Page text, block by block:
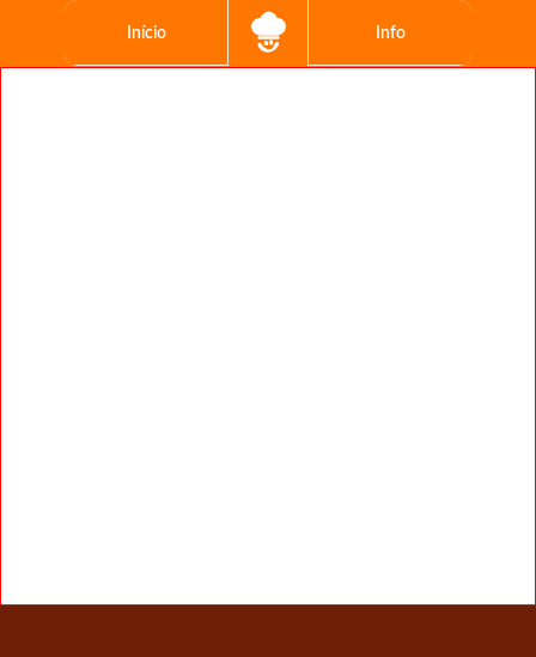
Início Info